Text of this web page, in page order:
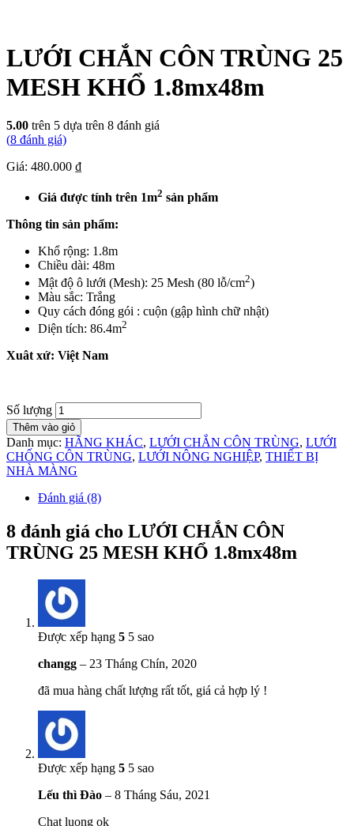
LƯỚI CHẮN CÔN TRÙNG 25
MESH KHỔ 1.8mx48m
5.00 trên 5 dựa trên 8 đánh giá
(8 đánh giá)
Giá: 480.000 ₫
Giá được tính trên 1m2 sản phẩm
Thông tin sản phẩm:
Khổ rộng: 1.8m
Chiều dài: 48m
Mật độ ô lưới (Mesh): 25 Mesh (80 lỗ/cm2)
Màu sắc: Trắng
Quy cách đóng gói : cuộn (gập hình chữ nhật)
Diện tích: 86.4m2
Xuât xứ: Việt Nam
Số lượng
Thêm vào giỏ
Danh mục: HÃNG KHÁC, LƯỚI CHẮN CÔN TRÙNG, LƯỚI
CHỐNG CÔN TRÙNG, LƯỚI NÔNG NGHIỆP, THIẾT BỊ
NHÀ MÀNG
Đánh giá (8)
8 đánh giá cho LƯỚI CHẮN CÔN
TRÙNG 25 MESH KHỔ 1.8mx48m
Được xếp hạng 5 5 sao
changg – 23 Tháng Chín, 2020
đã mua hàng chất lượng rất tốt, giá cả hợp lý !
Được xếp hạng 5 5 sao
Lếu thì Đào – 8 Tháng Sáu, 2021
Chat luong ok